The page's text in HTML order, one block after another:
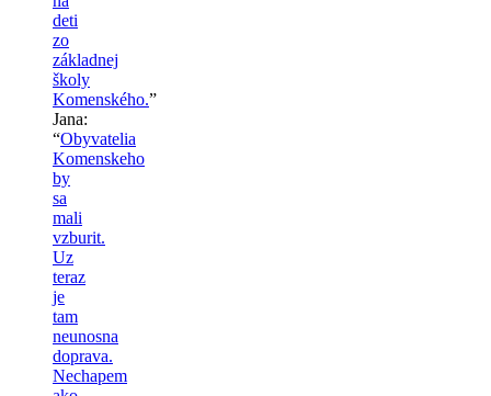
deti
zo
základnej
školy
Komenského.”
Jana:
“Obyvatelia
Komenskeho
by
sa
mali
vzburit.
Uz
teraz
je
tam
neunosna
doprava.
Nechapem